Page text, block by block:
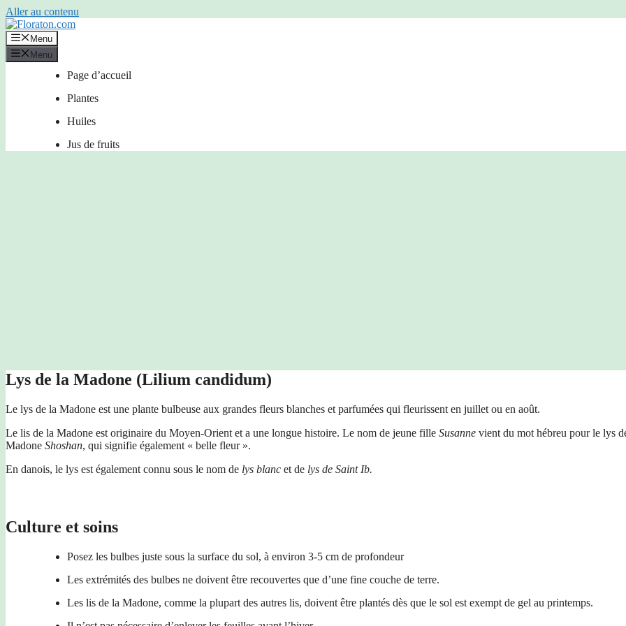
Aller au contenu
Menu
Menu
Page d’accueil
Plantes
Huiles
Jus de fruits
Lys de la Madone (Lilium candidum)
Le lys de la Madone est une plante bulbeuse aux grandes fleurs blanches et parfumées qui fleurissent en juillet ou en août.
Le lis de la Madone est originaire du Moyen-Orient et a une longue histoire. Le nom de jeune fille Susanne vient du mot hébreu pour le lys
Madone Shoshan, qui signifie également « belle fleur ».
En danois, le lys est également connu sous le nom de lys blanc et de lys de Saint Ib.
Culture et soins
Posez les bulbes juste sous la surface du sol, à environ 3-5 cm de profondeur
Les extrémités des bulbes ne doivent être recouvertes que d’une fine couche de terre.
Les lis de la Madone, comme la plupart des autres lis, doivent être plantés dès que le sol est exempt de gel au printemps.